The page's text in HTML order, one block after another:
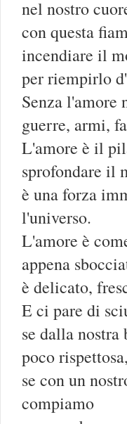
nel nostro
con questa
incendiare il
per riempirlo
Senza l'amore
guerre, armi,
L'amore è il
sprofondare il
è una forza
l'universo.
L'amore è
appena
è delicato,
E ci pare di
se dalla nostra
poco rispettosa,
se con un
compiamo